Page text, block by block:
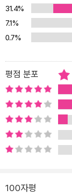
31.4%
7.1%
0.7%
평점 분포
100자평